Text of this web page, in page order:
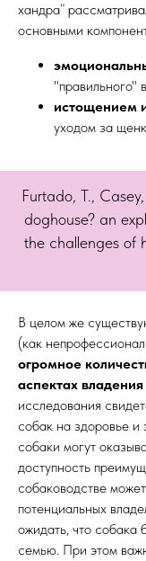
хандра”
основными
"правильного"
истощением
уходом за
Furtado, T.,
doghouse? an
the challenges of
В целом же
(как
огромное
аспектах
исследования
собак на здоровье
собаки могут
доступность
собаководстве
потенциальных
ожидать, что собака
семью. При этом